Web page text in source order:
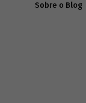
Sobre o Blog